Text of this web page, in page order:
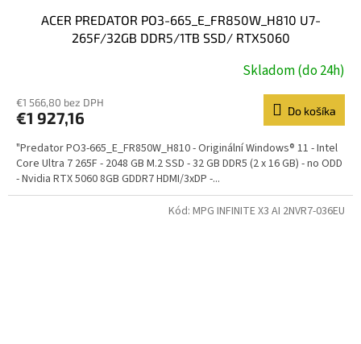
ACER PREDATOR PO3-665_E_FR850W_H810 U7-
265F/32GB DDR5/1TB SSD/ RTX5060
Skladom (do 24h)
€1 566,80 bez DPH
€1 927,16 Do košíka
"Predator PO3-665_E_FR850W_H810 - Originální Windows® 11 - Intel
Core Ultra 7 265F - 2048 GB M.2 SSD - 32 GB DDR5 (2 x 16 GB) - no ODD
- Nvidia RTX 5060 8GB GDDR7 HDMI/3xDP -...
Kód: MPG INFINITE X3 AI 2NVR7-036EU